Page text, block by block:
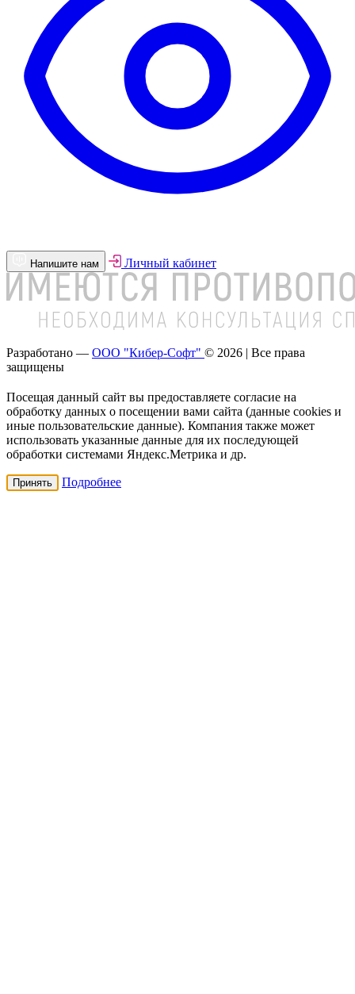
Напишите нам Личный кабинет
Разработано — ООО "Кибер-Софт" © 2026 | Все права
защищены
Посещая данный сайт вы предоставляете согласие на
обработку данных о посещении вами сайта (данные cookies и
иные пользовательские данные). Компания также может
использовать указанные данные для их последующей
обработки системами Яндекс.Метрика и др.
Принять Подробнее